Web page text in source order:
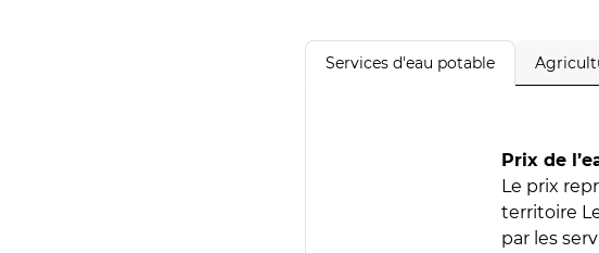
Services d'eau potable
Prix de
Le prix
territoire
par les